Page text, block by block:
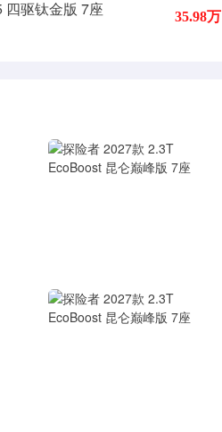
驱钛金版 7座 35.98万